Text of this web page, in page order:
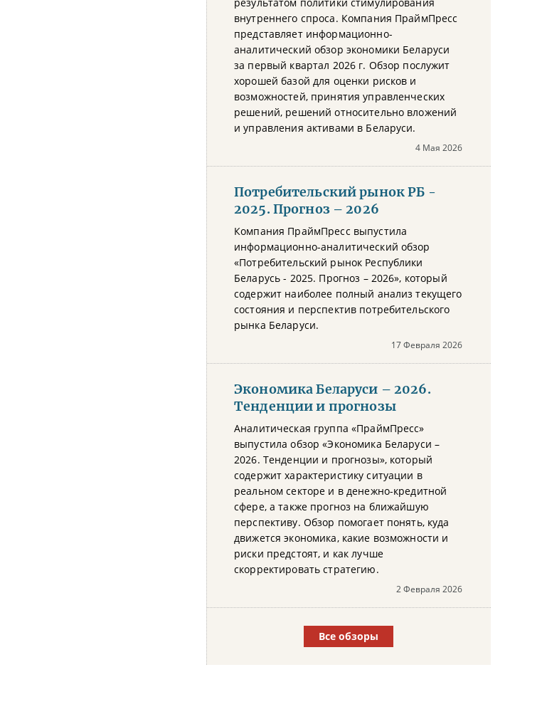
внутреннего спроса. Компания ПраймПресс
представляет информационно-
аналитический обзор экономики Беларуси
за первый квартал 2026 г. Обзор послужит
хорошей базой для оценки рисков и
возможностей, принятия управленческих
решений, решений относительно вложений
и управления активами в Беларуси.
4 Мая 2026
Потребительский рынок РБ -
2025. Прогноз – 2026
Компания ПраймПресс выпустила
информационно-аналитический обзор
«Потребительский рынок Республики
Беларусь - 2025. Прогноз – 2026», который
содержит наиболее полный анализ текущего
состояния и перспектив потребительского
рынка Беларуси.
17 Февраля 2026
Экономика Беларуси – 2026.
Тенденции и прогнозы
Аналитическая группа «ПраймПресс»
выпустила обзор «Экономика Беларуси –
2026. Тенденции и прогнозы», который
содержит характеристику ситуации в
реальном секторе и в денежно-кредитной
сфере, а также прогноз на ближайшую
перспективу. Обзор помогает понять, куда
движется экономика, какие возможности и
риски предстоят, и как лучше
скорректировать стратегию.
2 Февраля 2026
Все обзоры